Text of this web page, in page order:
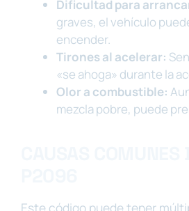
Dificultad para
graves, el vehículo
encender.
Tirones al acelerar:
«se ahoga» durante la
Olor a combustible:
mezcla pobre, puede